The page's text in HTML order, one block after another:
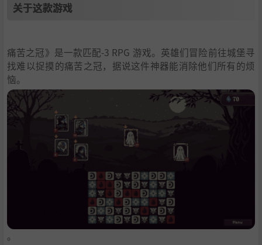
关于这款游戏
痛苦之冠》是一款匹配-3 RPG 游戏。英雄们冒险前往城堡寻
找难以捉摸的痛苦之冠，据说这件神器能消除他们所有的烦
恼。
。